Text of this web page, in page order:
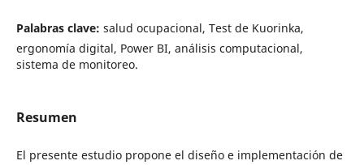
Palabras clave: salud ocupacional, Test de Kuorinka,
ergonomía digital, Power BI, análisis computacional,
sistema de monitoreo.
Resumen
El presente estudio propone el diseño e implementación de